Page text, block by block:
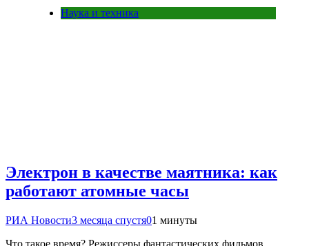
Наука и техника
Электрон в качестве маятника: как
работают атомные часы
РИА Новости3 месяца спустя01 минуты
Что такое время? Режиссеры фантастических фильмов